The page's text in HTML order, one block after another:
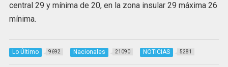
central 29 y mínima de 20, en la zona insular 29 máxima 26
mínima.
Lo Último 9692 Nacionales 21090 NOTICIAS 5281